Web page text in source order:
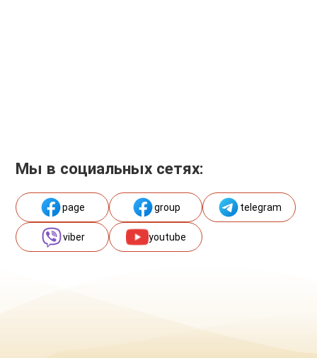
Мы в социальных сетях:
page group telegram
viber youtube